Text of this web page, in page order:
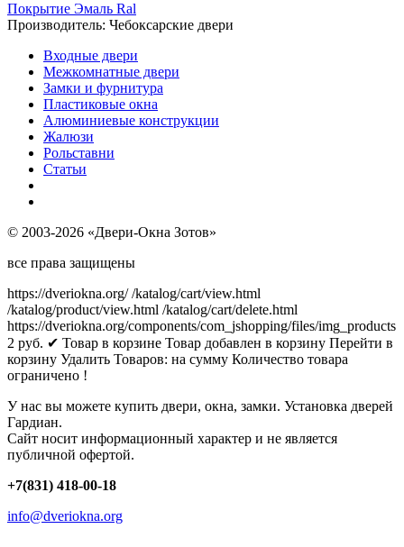
Покрытие Эмаль Ral
Производитель: Чебоксарские двери
Входные двери
Межкомнатные двери
Замки и фурнитура
Пластиковые окна
Алюминиевые конструкции
Жалюзи
Рольставни
Статьи
© 2003-2026 «Двери-Окна Зотов»
все права защищены
https://dveriokna.org/ /katalog/cart/view.html
/katalog/product/view.html /katalog/cart/delete.html
https://dveriokna.org/components/com_jshopping/files/img_products
2 руб. ✔ Товар в корзине Товар добавлен в корзину Перейти в
корзину Удалить Товаров: на сумму Количество товара
ограничено !
У нас вы можете купить двери, окна, замки. Установка дверей
Гардиан.
Сайт носит информационный характер и не является
публичной офертой.
+7(831) 418-00-18
info@dveriokna.org